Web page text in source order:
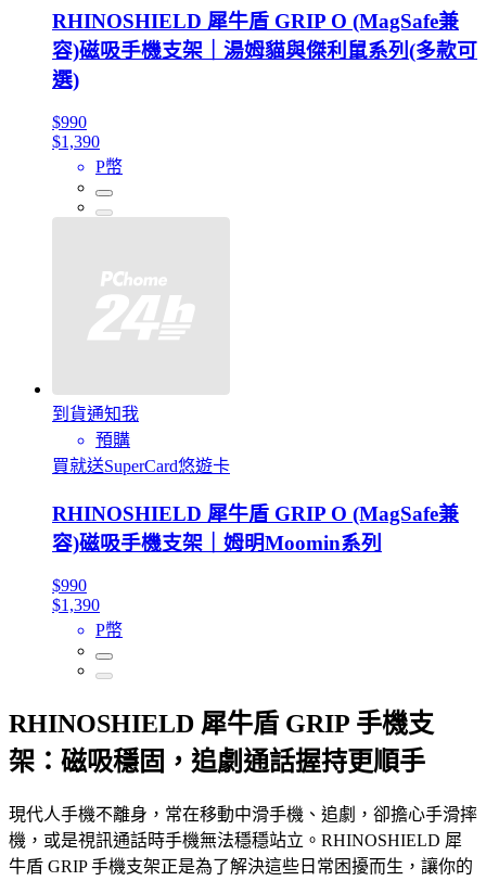
RHINOSHIELD 犀牛盾 GRIP O (MagSafe兼
容)磁吸手機支架｜湯姆貓與傑利鼠系列(多款可
選)
$990
$1,390
P幣
到貨通知我
預購
買就送SuperCard悠遊卡
RHINOSHIELD 犀牛盾 GRIP O (MagSafe兼
容)磁吸手機支架｜姆明Moomin系列
$990
$1,390
P幣
RHINOSHIELD 犀牛盾 GRIP 手機支
架：磁吸穩固，追劇通話握持更順手
現代人手機不離身，常在移動中滑手機、追劇，卻擔心手滑摔
機，或是視訊通話時手機無法穩穩站立。RHINOSHIELD 犀
牛盾 GRIP 手機支架正是為了解決這些日常困擾而生，讓你的